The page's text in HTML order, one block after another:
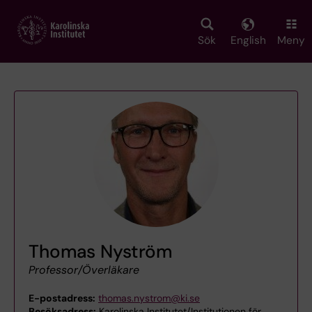
main
Sök English Meny
Thomas Nyström
Professor/Överläkare
E-postadress: thomas.nystrom@ki.se